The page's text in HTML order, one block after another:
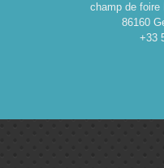
champ de foire
86160
+33